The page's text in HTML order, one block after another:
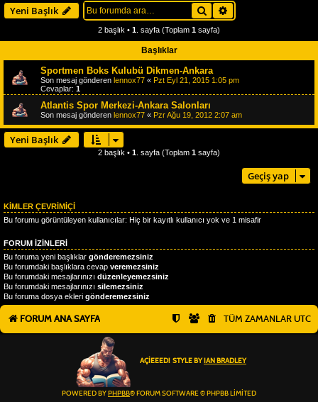
Yeni Başlık Ara
2 başlık • 1 . sayfa (Toplam 1 sayfa)
Başlıklar
Sportmen Boks Kulubü Dikmen-Ankara
Son mesaj gönderen lennox77 « Pzt Eyl 21, 2015 1:05 pm
Cevaplar: 1
Atlantis Spor Merkezi-Ankara Salonları
Son mesaj gönderen lennox77 « Pzr Ağu 19, 2012 2:07 am
Yeni Başlık
2 başlık • 1 . sayfa (Toplam 1 sayfa)
Geçiş yap
KIMLER ÇEVRIMIÇI
Bu forumu görüntüleyen kullanıcılar: Hiç bir kayıtlı kullanıcı yok ve 1 misafir
FORUM IZINLERI
Bu foruma yeni başlıklar gönderemezsiniz
Bu forumdaki başlıklara cevap veremezsiniz
Bu forumdaki mesajlarınızı düzenleyemezsiniz
Bu forumdaki mesajlarınızı silemezsiniz
Bu foruma dosya ekleri gönderemezsiniz
FORUM ANA SAYFA TÜM ZAMANLAR UTC
AÇIEEED! STYLE BY IAN BRADLEY
POWERED BY PHPBB® FORUM SOFTWARE © PHPBB LIMITED